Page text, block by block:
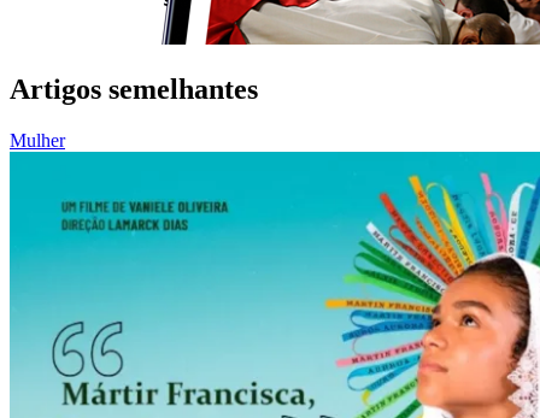
Artigos semelhantes
Mulher